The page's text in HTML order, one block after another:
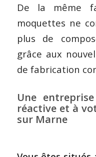
De la même
moquettes ne
plus de
grâce aux
de fabrication
Une
réactive et à
sur Marne